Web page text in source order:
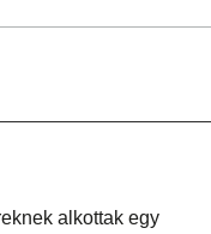
alkottak egy